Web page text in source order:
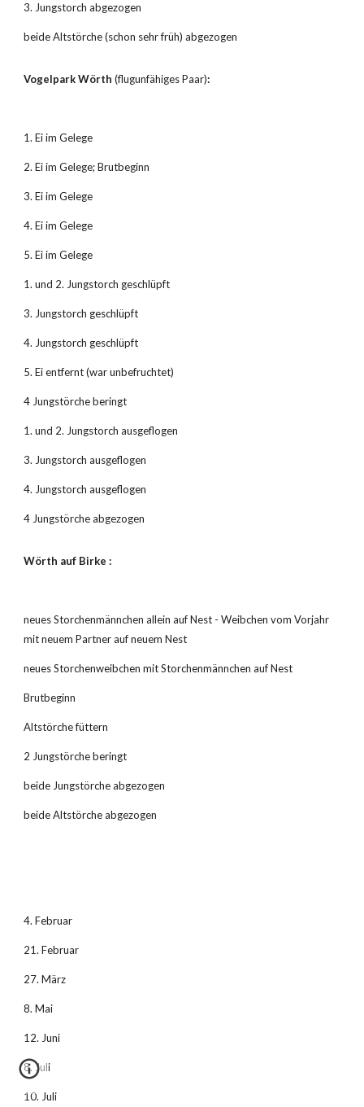
3. Jungstorch abgezogen
beide Altstörche (schon sehr früh) abgezogen
Vogelpark Wörth (flugunfähiges Paar):
1. Ei im Gelege
2. Ei im Gelege; Brutbeginn
3. Ei im Gelege
4. Ei im Gelege
5. Ei im Gelege
1. und 2. Jungstorch geschlüpft
3. Jungstorch geschlüpft
4. Jungstorch geschlüpft
5. Ei entfernt (war unbefruchtet)
4 Jungstörche beringt
1. und 2. Jungstorch ausgeflogen
3. Jungstorch ausgeflogen
4. Jungstorch ausgeflogen
4 Jungstörche abgezogen
Wörth auf Birke :
neues Storchenmännchen allein auf Nest - Weibchen vom Vorjahr
mit neuem Partner auf neuem Nest
neues Storchenweibchen mit Storchenmännchen auf Nest
Brutbeginn
Altstörche füttern
2 Jungstörche beringt
beide Jungstörche abgezogen
beide Altstörche abgezogen
4. Februar
21. Februar
27. März
8. Mai
12. Juni
8. Juli
10. Juli